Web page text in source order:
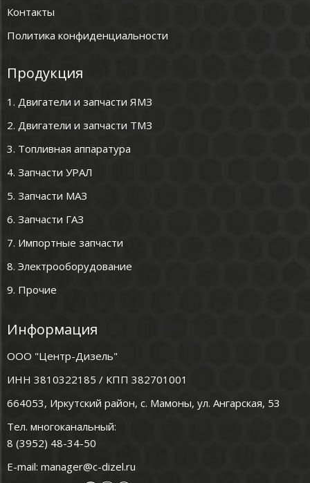
Контакты
Политика конфиденциальности
Продукция
1. Двигатели и запчасти ЯМЗ
2. Двигатели и запчасти ТМЗ
3. Топливная аппаратура
4. Запчасти УРАЛ
5. Запчасти МАЗ
6. Запчасти ГАЗ
7. Импортные запчасти
8. Электрооборудование
9. Прочие
Информация
ООО "Центр-Дизель"
ИНН 3810322185 / КПП 382701001
664053, Иркутский район, с. Мамоны, ул. Ангарская, 53
Тел. многоканальный:
8 (3952) 48-34-50
E-mail: manager@c-dizel.ru